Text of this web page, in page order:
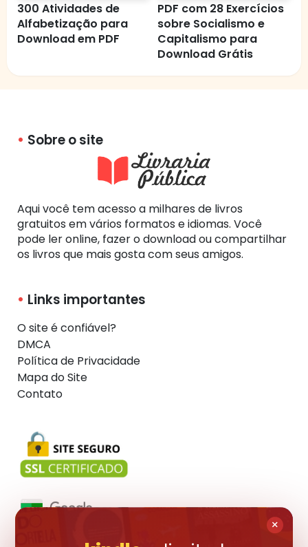
300 Atividades de
Alfabetização para
Download em PDF
PDF com 28 Exercícios
sobre Socialismo e
Capitalismo para
Download Grátis
Sobre o site
Aqui você tem acesso a milhares de livros
gratuitos em vários formatos e idiomas. Você
pode ler online, fazer o download ou compartilhar
os livros que mais gosta com seus amigos.
Links importantes
O site é confiável?
DMCA
Política de Privacidade
Mapa do Site
Contato
×